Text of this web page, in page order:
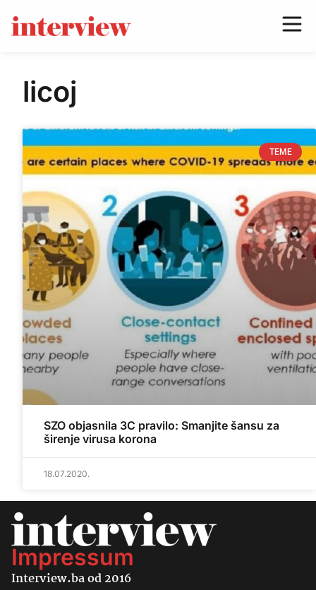
licoj
TEME
SZO objasnila 3C pravilo: Smanjite šansu za
širenje virusa korona
18.07.2020.
Impressum
Interview.ba od 2016